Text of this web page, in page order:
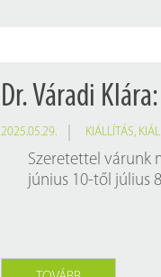
Dr. Váradi
2025.05.29. KIÁLLÍTÁS,
Szeretettel várunk
június 10-től július